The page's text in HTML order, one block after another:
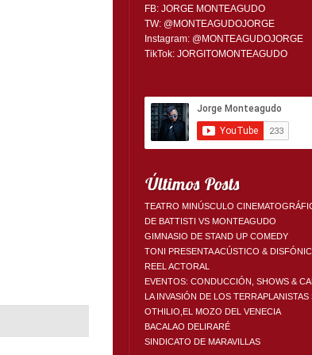
FB: JORGE MONTEAGUDO
TW: @MONTEAGUDOJORGE
Instagram: @MONTEAGUDOJORGE
TikTok: JORGITOMONTEAGUDO
Últimos Posts
TEATRO MINÚSCULO
DE BATTISTI VS MONTEAGUDO
GIMNASIO DE STAND UP COMEDY
TONI PRESENTA ACÚSTICO &
REEL ACTORAL
EVENTOS: CONDUCCIÓN, SHOWS &
LA INVASIÓN DE LOS TERRAPLANISTAS
OTHILIO,EL MOZO DEL VENECIA
BACALAO DELIRARÉ
SINDICATO DE MARAVILLAS